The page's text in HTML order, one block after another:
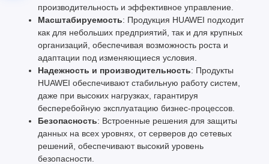
производительность и эффективное управление.
Масштабируемость: Продукция HUAWEI подходит
как для небольших предприятий, так и для крупных
организаций, обеспечивая возможность роста и
адаптации под изменяющиеся условия.
Надежность и производительность: Продукты
HUAWEI обеспечивают стабильную работу систем,
даже при высоких нагрузках, гарантируя
бесперебойную эксплуатацию бизнес-процессов.
Безопасность: Встроенные решения для защиты
данных на всех уровнях, от серверов до сетевых
решений, обеспечивают высокий уровень
безопасности.